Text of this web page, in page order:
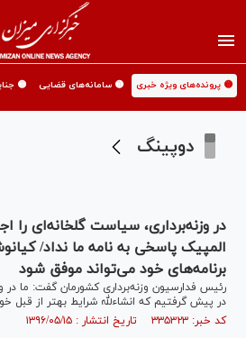
🟡 پرونده‌های ویژه خبری 🟡 سامانه‌های قضایی 🟡
دوپینگ
در وزنه‌برداری، سیاست گلخانه‌ای را
المپیک پاسخی به نامه ما نداد/
برنامه‌های خود می‌تواند موفق شود
رئیس فدارسیون وزنه‌برداری کشورمان گفت: ما در
در پیش گرفتیم که انشاءلله شرایط بهتر از قبل
کد خبر: ۳۳۵۳۲۳ تاریخ انتشار : ۱۳۹۶/۰۵/۱۵